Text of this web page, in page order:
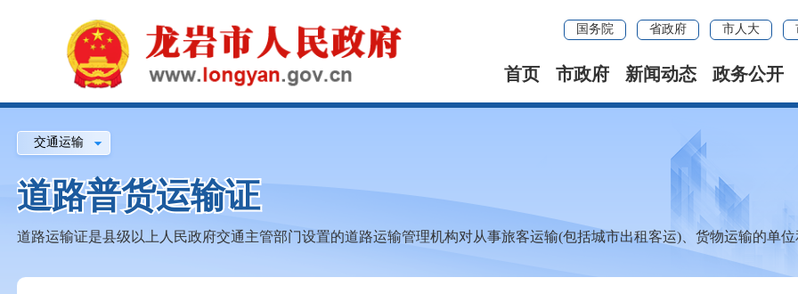
国务院 省政府 市人大
首页 市政府 新闻动态 政务公开
交通运输
道路普货运输证
道路运输证是县级以上人民政府交通主管部门设置的道路运输管理机构对从事旅客运输(包括城市出租客运)、货物运输的单